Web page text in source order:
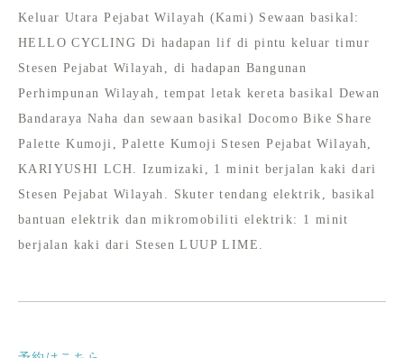
Keluar Utara Pejabat Wilayah (Kami) Sewaan basikal:
HELLO CYCLING Di hadapan lif di pintu keluar timur
Stesen Pejabat Wilayah, di hadapan Bangunan
Perhimpunan Wilayah, tempat letak kereta basikal Dewan
Bandaraya Naha dan sewaan basikal Docomo Bike Share
Palette Kumoji, Palette Kumoji Stesen Pejabat Wilayah,
KARIYUSHI LCH. Izumizaki, 1 minit berjalan kaki dari
Stesen Pejabat Wilayah. Skuter tendang elektrik, basikal
bantuan elektrik dan mikromobiliti elektrik: 1 minit
berjalan kaki dari Stesen LUUP LIME.